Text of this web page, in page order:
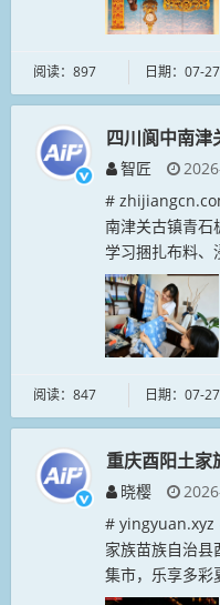
阅读：897 日期：07-27
四川阆中南津
智匠
#
南津关古镇青石
学习捆扎布料、
纹样作品，体验
示做好的...
阅读：847 日期：07-27
重庆酉阳土家
晓樱
# yingyuan.xyz
家族苗族自治
集市，乐享多彩
苗族自治县持续